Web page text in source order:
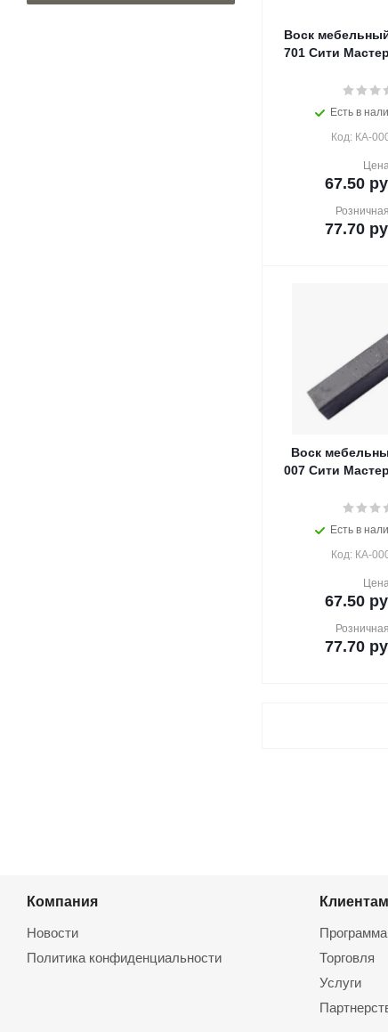
Воск
701 Сити
Есть в
Код: КА-
67.50
77.70
Воск
007 Сити
Есть в
Код: КА-
67.50
77.70
Компания
Новости
Политика конфиденциальности
Клиентам
Торговля
Услуги